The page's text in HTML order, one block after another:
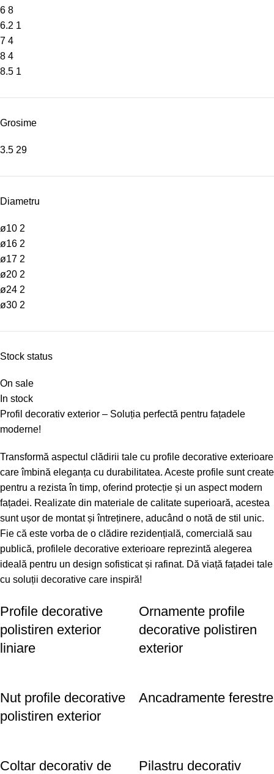
6 8
6.2 1
7 4
8 4
8.5 1
Grosime
3.5 29
Diametru
ø10 2
ø16 2
ø17 2
ø20 2
ø24 2
ø30 2
Stock status
On sale
In stock
Profil decorativ exterior – Soluția perfectă pentru fațadele
moderne!
Transformă aspectul clădirii tale cu profile decorative exterioare
care îmbină eleganța cu durabilitatea. Aceste profile sunt create
pentru a rezista în timp, oferind protecție și un aspect modern
fațadei. Realizate din materiale de calitate superioară, acestea
sunt ușor de montat și întreținere, aducând o notă de stil unic.
Fie că este vorba de o clădire rezidențială, comercială sau
publică, profilele decorative exterioare reprezintă alegerea
ideală pentru un design sofisticat și rafinat. Dă viață fațadei tale
cu soluții decorative care inspiră!
Profile decorative
polistiren exterior
liniare
Ornamente profile
decorative polistiren
exterior
Nut profile decorative
polistiren exterior
Ancadramente ferestre
Coltar decorativ de
Pilastru decorativ